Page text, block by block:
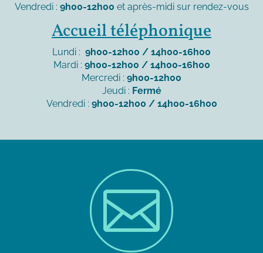
Vendredi : 9h00-12h00 et après-midi sur rendez-vous
Accueil téléphonique
Lundi : 9h00-12h00 / 14h00-16h00
Mardi : 9h00-12h00 / 14h00-16h00
Mercredi : 9h00-12h00
Jeudi : Fermé
Vendredi : 9h00-12h00 / 14h00-16h00
